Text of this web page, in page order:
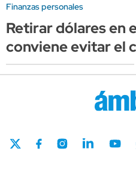
Finanzas personales
Retirar dólares en
conviene evitar el